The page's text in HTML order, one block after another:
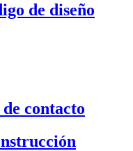
de diseño
contacto